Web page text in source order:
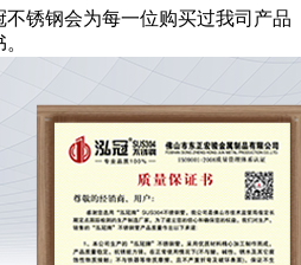
锈钢会为每一位购买过我司产品